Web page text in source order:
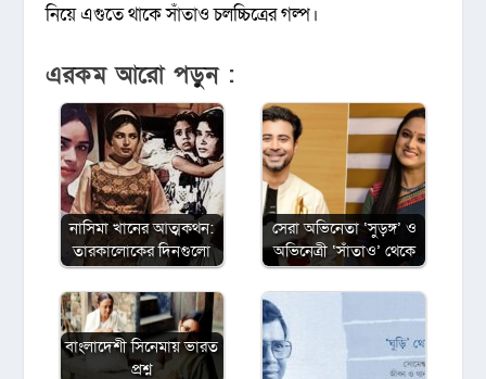
নিয়ে এগুতে থাকে সাঁতাও চলচ্চিত্রের গল্প।
এরকম আরো পড়ুন :
নাসিমা খানের আত্মকথন:
তারকালোকের দিনগুলো
সেরা অভিনেতা ‘সুড়ঙ্গ’ ও
অভিনেত্রী ‘সাঁতাও’ থেকে
বাংলাদেশী সিনেমায় ভারত
প্রশ্ন